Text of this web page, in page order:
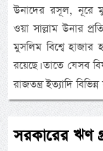
উনাদের রসূল, নূরে
ওয়া সাল্লাম উনার
মুসলিম বিশ্বে হাজার
রয়েছে। তাতে যেসব
রাজতন্ত্র ইত্যাদি
সরকারের ঋণ